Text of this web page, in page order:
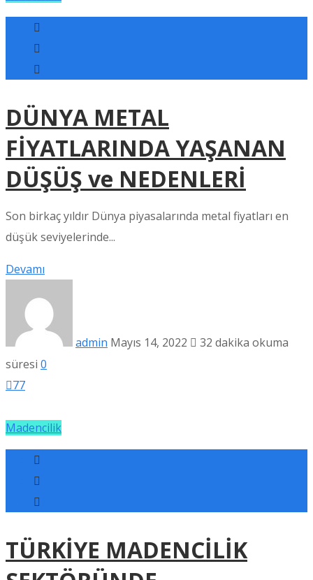
DÜNYA METAL
FİYATLARINDA YAŞANAN
DÜŞÜŞ ve NEDENLERİ
Son birkaç yıldır Dünya piyasalarında metal fiyatları en
düşük seviyelerinde...
Devamı
admin Mayıs 14, 2022
32 dakika okuma
süresi 0
77
Madencilik
TÜRKİYE MADENCİLİK